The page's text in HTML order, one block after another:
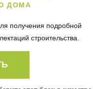
ДОМА
получения подробной
строительства.